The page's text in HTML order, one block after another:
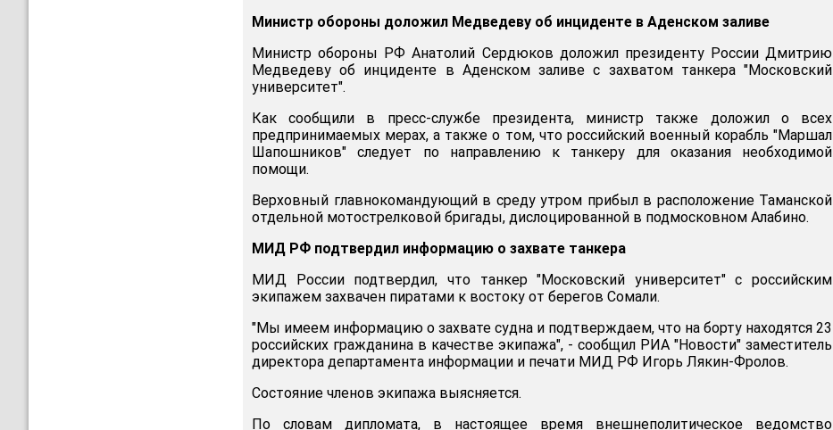
Министр обороны доложил Медведеву об инциденте в Аденском заливе
Министр обороны РФ Анатолий Сердюков доложил президенту России Дмитрию
Медведеву об инциденте в Аденском заливе с захватом танкера "Московский
университет".
Как сообщили в пресс-службе президента, министр также доложил о всех
предпринимаемых мерах, а также о том, что российский военный корабль "Маршал
Шапошников" следует по направлению к танкеру для оказания необходимой
помощи.
Верховный главнокомандующий в среду утром прибыл в расположение Таманской
отдельной мотострелковой бригады, дислоцированной в подмосковном Алабино.
МИД РФ подтвердил информацию о захвате танкера
МИД России подтвердил, что танкер "Московский университет" с российским
экипажем захвачен пиратами к востоку от берегов Сомали.
"Мы имеем информацию о захвате судна и подтверждаем, что на борту находятся 23
российских гражданина в качестве экипажа", - сообщил РИА "Новости" заместитель
директора департамента информации и печати МИД РФ Игорь Лякин-Фролов.
Состояние членов экипажа выясняется.
По словам дипломата, в настоящее время внешнеполитическое ведомство